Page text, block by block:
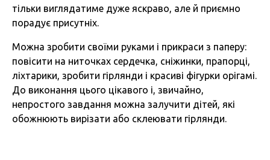
тільки виглядатиме дуже яскраво, але й приємно
порадує присутніх.
Можна зробити своїми руками і прикраси з паперу:
повісити на ниточках сердечка, сніжинки, прапорці,
ліхтарики, зробити гірлянди і красиві фігурки орігамі.
До виконання цього цікавого і, звичайно,
непростого завдання можна залучити дітей, які
обожнюють вирізати або склеювати гірлянди.